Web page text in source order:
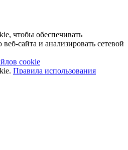
чтобы обеспечивать
сайта и анализировать сетевой
cookie
Правила использования